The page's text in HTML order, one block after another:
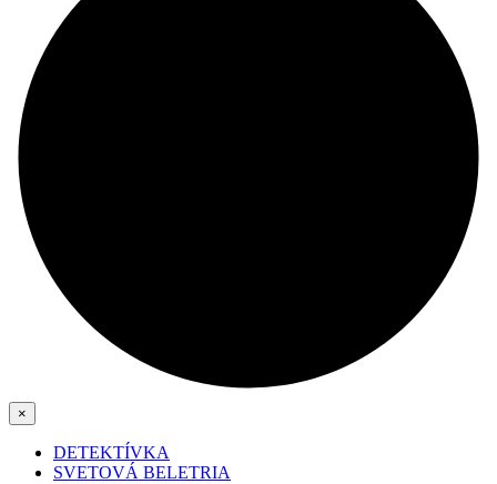
×
DETEKTÍVKA
SVETOVÁ BELETRIA